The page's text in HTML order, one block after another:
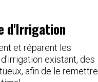
d'Irrigation
et réparent les
existant, des
afin de le remettre